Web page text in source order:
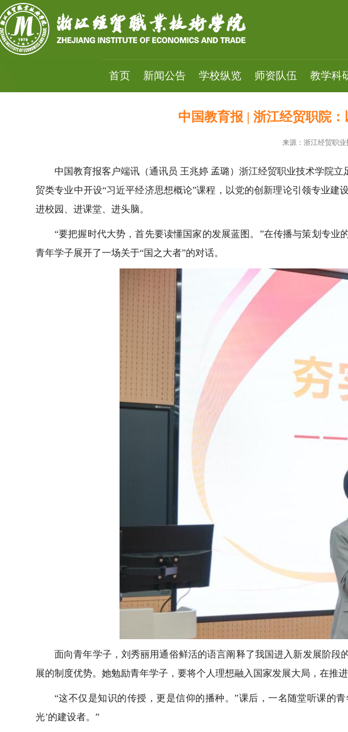
首页 新闻公告 学校纵览 师资队伍 教学科
中国教育报 | 浙江经贸职院
来源：浙江经贸职业
中国教育报客户端讯（通讯员 王兆婷 孟璐）浙江经贸职业技术学院
贸类专业中开设“习近平经济思想概论”课程，以党的创新理论引领专业
进校园、进课堂、进头脑。
“要把握时代大势，首先要读懂国家的发展蓝图。”在传播与策划专
青年学子展开了一场关于“国之大者”的对话。
面向青年学子，刘秀丽用通俗鲜活的语言阐释了我国进入新发展阶
展的制度优势。她勉励青年学子，要将个人理想融入国家发展大局，在推
“这不仅是知识的传授，更是信仰的播种。”课后，一名随堂听课的
光’的建设者。”